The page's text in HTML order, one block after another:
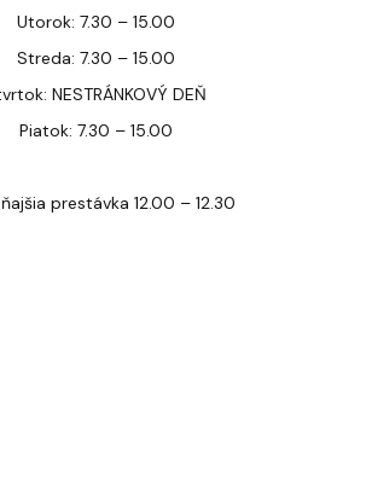
Utorok: 7.30 – 15.00
Streda: 7.30 – 15.00
NESTRÁNKOVÝ DEŇ
Piatok: 7.30 – 15.00
prestávka 12.00 – 12.30